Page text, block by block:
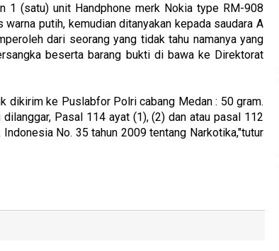
1 (satu) unit Handphone merk Nokia type RM-908
putih, kemudian ditanyakan kepada saudara A
dari seorang yang tidak tahu namanya yang
beserta barang bukti di bawa ke Direktorat
dikirim ke Puslabfor Polri cabang Medan : 50 gram.
Pasal 114 ayat (1), (2) dan atau pasal 112
No. 35 tahun 2009 tentang Narkotika,"tutur